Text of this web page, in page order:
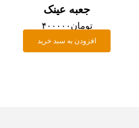
جعبه عینک
تومان۴۰۰۰۰۰
افزودن به سبد خرید